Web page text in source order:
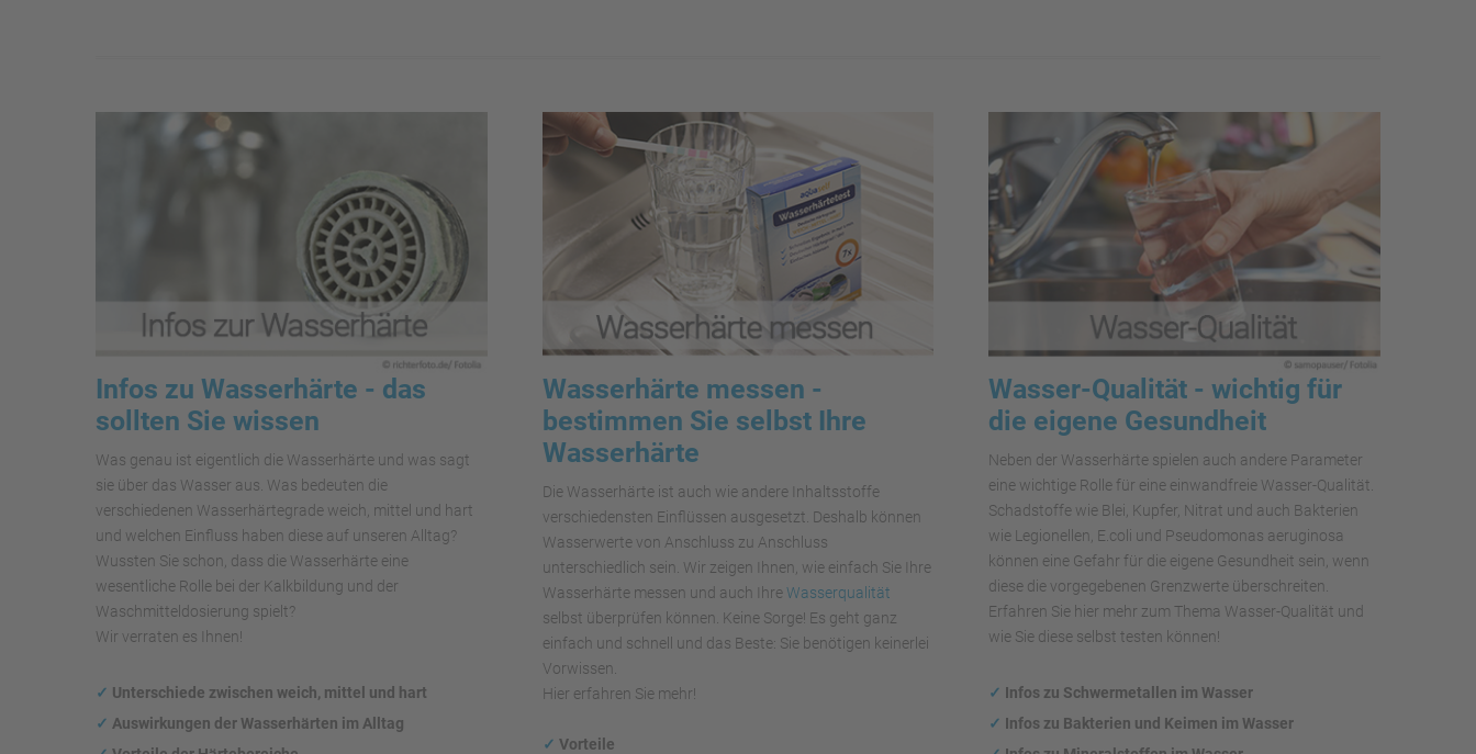
Infos zu Wasserhärte - das
sollten Sie wissen
Was genau ist eigentlich die Wasserhärte und was sagt
sie über das Wasser aus. Was bedeuten die
verschiedenen Wasserhärtegrade weich, mittel und hart
und welchen Einfluss haben diese auf unseren Alltag?
Wussten Sie schon, dass die Wasserhärte eine
wesentliche Rolle bei der Kalkbildung und der
Waschmitteldosierung spielt?
Wir verraten es Ihnen!
✓ Unterschiede zwischen weich, mittel und hart
✓ Auswirkungen der Wasserhärten im Alltag
Wasserhärte messen -
bestimmen Sie selbst Ihre
Wasserhärte
Die Wasserhärte ist auch wie andere Inhaltsstoffe
verschiedensten Einflüssen ausgesetzt. Deshalb können
Wasserwerte von Anschluss zu Anschluss
unterschiedlich sein. Wir zeigen Ihnen, wie einfach Sie Ihre
Wasserhärte messen und auch IhreWasserqualität
selbst überprüfen können. Keine Sorge! Es geht ganz
einfach und schnell und das Beste: Sie benötigen keinerlei
Vorwissen.
Hier erfahren Sie mehr!
✓ Vorteile
Wasser-Qualität - wichtig für
die eigene Gesundheit
Neben der Wasserhärte spielen auch andere Parameter
eine wichtige Rolle für eine einwandfreie Wasser-Qualität.
Schadstoffe wie Blei, Kupfer, Nitrat und auch Bakterien
wie Legionellen, E.coli und Pseudomonas aeruginosa
können eine Gefahr für die eigene Gesundheit sein, wenn
diese die vorgegebenen Grenzwerte überschreiten.
Erfahren Sie hier mehr zum Thema Wasser-Qualität und
wie Sie diese selbst testen können!
✓ Infos zu Schwermetallen im Wasser
✓ Infos zu Bakterien und Keimen im Wasser